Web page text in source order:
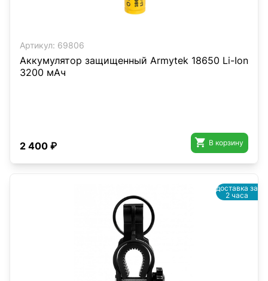
Артикул: 69806
Аккумулятор защищенный Armytek 18650 Li-Ion
3200 мАч
2 400 ₽  В корзину
доставка за
2 часа